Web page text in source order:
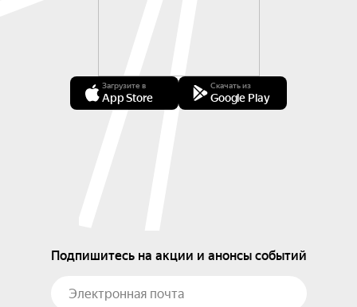
Загрузите в
App Store
Скачать из
Google Play
Подпишитесь на акции и анонсы событий